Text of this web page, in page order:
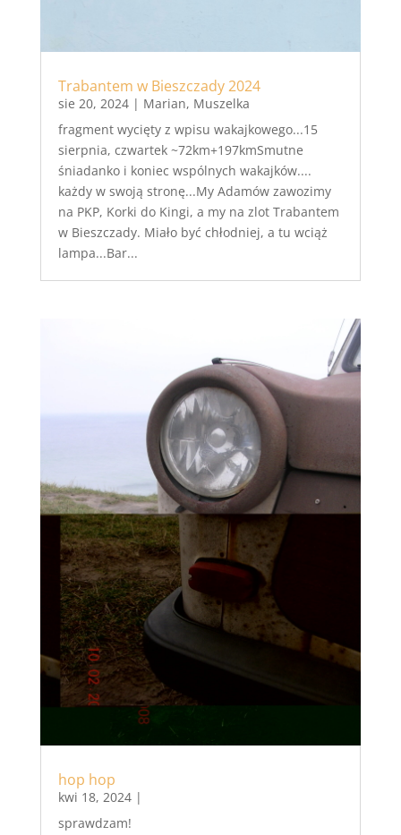
Trabantem w Bieszczady 2024
sie 20, 2024| Marian, Muszelka
fragment wycięty z wpisu wakajkowego...15
sierpnia, czwartek ~72km+197kmSmutne
śniadanko i koniec wspólnych wakajków....
każdy w swoją stronę...My Adamów zawozimy
na PKP, Korki do Kingi, a my na zlot Trabantem
w Bieszczady. Miało być chłodniej, a tu wciąż
lampa...Bar...
hop hop
kwi 18, 2024|
sprawdzam!